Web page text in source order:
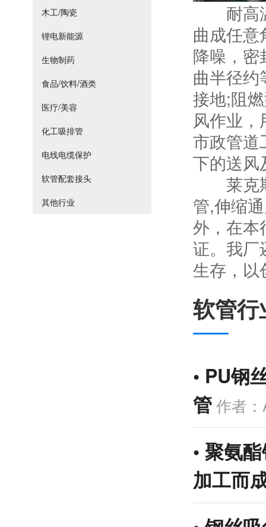
木工/陶瓷
锂电新能源
生物制药
食品/饮料/酒类
医疗/美容
化工吸排管
电线电缆保护
软管配套接头
其他行业
耐高温
曲成任
降噪，密
曲半径
接地;阻
风作业
市政管道
下的送风
莱克斯
管,伸缩
外，在本
证。我厂
生存，以
软管
• PU钢
管作者
• 聚氨
加工而